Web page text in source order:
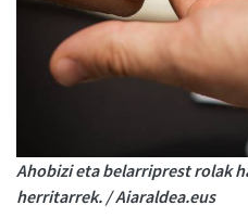
Ahobizi eta belarriprest rolak
herritarrek. / Aiaraldea.eus